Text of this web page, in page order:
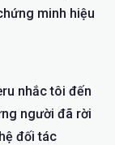
minh hiệu
nhắc tôi đến
người đã rời
đối tác